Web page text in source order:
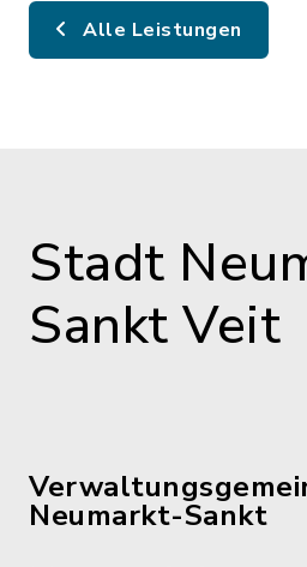
Alle Leistungen
Stadt
Sankt Veit
Neumarkt-Sankt